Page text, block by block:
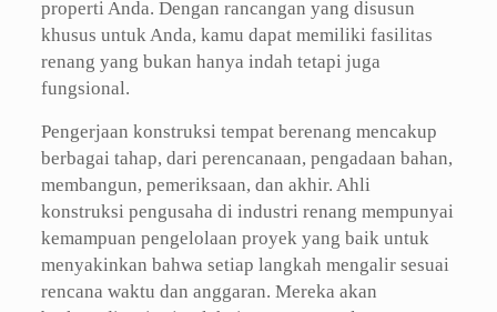
properti Anda. Dengan rancangan yang disusun
khusus untuk Anda, kamu dapat memiliki fasilitas
renang yang bukan hanya indah tetapi juga
fungsional.
Pengerjaan konstruksi tempat berenang mencakup
berbagai tahap, dari perencanaan, pengadaan bahan,
membangun, pemeriksaan, dan akhir. Ahli
konstruksi pengusaha di industri renang mempunyai
kemampuan pengelolaan proyek yang baik untuk
menyakinkan bahwa setiap langkah mengalir sesuai
rencana waktu dan anggaran. Mereka akan